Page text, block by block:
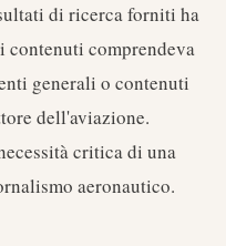
di ricerca forniti ha
contenuti comprendeva
generali o contenuti
dell'aviazione.
critica di una
aeronautico.